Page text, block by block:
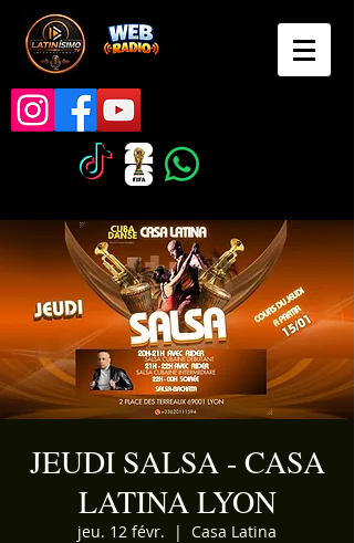
JEUDI SALSA - CASA
LATINA LYON
jeu. 12 févr.
  |
Casa Latina